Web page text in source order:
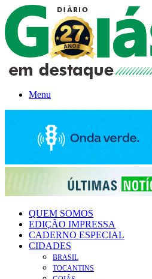
Menu
QUEM SOMOS
EDIÇÃO IMPRESSA
CADERNO ESPECIAL
CIDADES
BRASIL
TOCANTINS